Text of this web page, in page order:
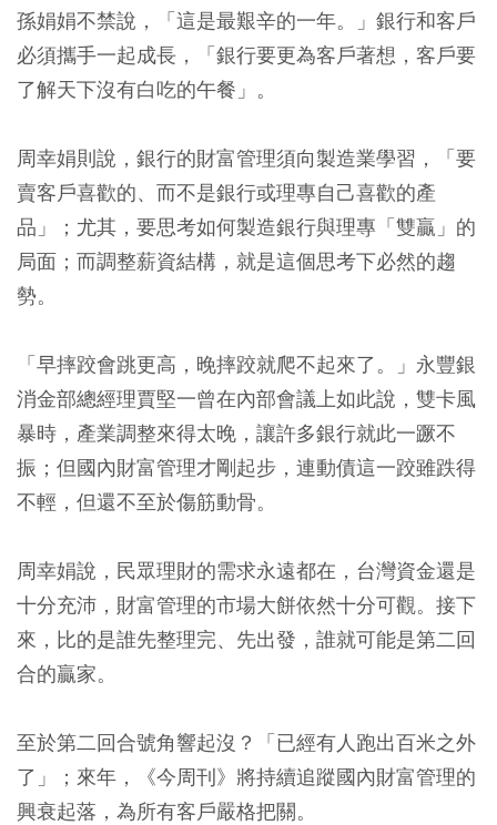
孫娟娟不禁說，「這是最艱辛的一年。」銀行和客戶
必須攜手一起成長，「銀行要更為客戶著想，客戶要
了解天下沒有白吃的午餐」。
周幸娟則說，銀行的財富管理須向製造業學習，「要
賣客戶喜歡的、而不是銀行或理專自己喜歡的產
品」；尤其，要思考如何製造銀行與理專「雙贏」的
局面；而調整薪資結構，就是這個思考下必然的趨
勢。
「早摔跤會跳更高，晚摔跤就爬不起來了。」永豐銀
消金部總經理賈堅一曾在內部會議上如此說，雙卡風
暴時，產業調整來得太晚，讓許多銀行就此一蹶不
振；但國內財富管理才剛起步，連動債這一跤雖跌得
不輕，但還不至於傷筋動骨。
周幸娟說，民眾理財的需求永遠都在，台灣資金還是
十分充沛，財富管理的市場大餅依然十分可觀。接下
來，比的是誰先整理完、先出發，誰就可能是第二回
合的贏家。
至於第二回合號角響起沒？「已經有人跑出百米之外
了」；來年，《今周刊》將持續追蹤國內財富管理的
興衰起落，為所有客戶嚴格把關。